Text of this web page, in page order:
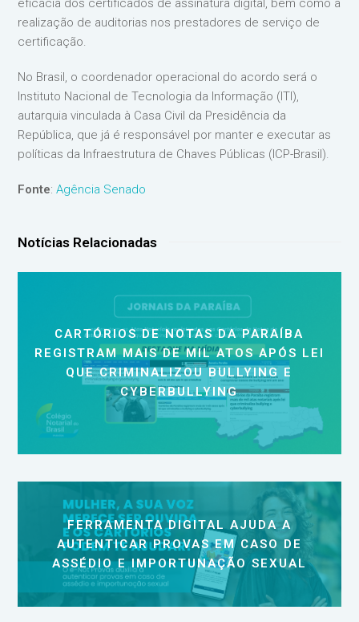
eficácia dos certificados de assinatura digital, bem como a
realização de auditorias nos prestadores de serviço de
certificação.
No Brasil, o coordenador operacional do acordo será o
Instituto Nacional de Tecnologia da Informação (ITI),
autarquia vinculada à Casa Civil da Presidência da
República, que já é responsável por manter e executar as
políticas da Infraestrutura de Chaves Públicas (ICP-Brasil).
Fonte:Agência Senado
Notícias Relacionadas
CARTÓRIOS DE NOTAS DA PARAÍBA
REGISTRAM MAIS DE MIL ATOS APÓS LEI
QUE CRIMINALIZOU BULLYING E
CYBERBULLYING
FERRAMENTA DIGITAL AJUDA A
AUTENTICAR PROVAS EM CASO DE
ASSÉDIO E IMPORTUNAÇÃO SEXUAL